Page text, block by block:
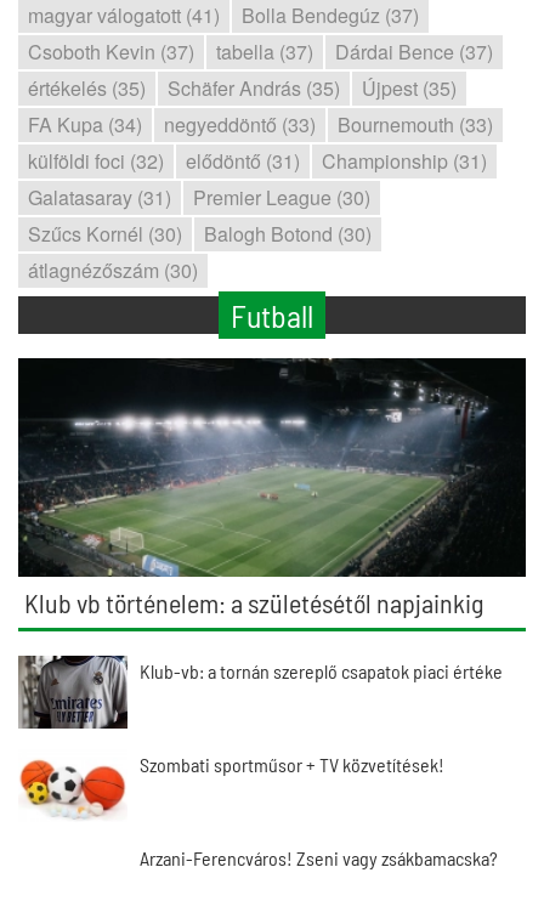
magyar válogatott (41)
Bolla Bendegúz (37)
Csoboth Kevin (37)
tabella (37)
Dárdai Bence (37)
értékelés (35)
Schäfer András (35)
Újpest (35)
FA Kupa (34)
negyeddöntő (33)
Bournemouth (33)
külföldi foci (32)
elődöntő (31)
Championship (31)
Galatasaray (31)
Premier League (30)
Szűcs Kornél (30)
Balogh Botond (30)
átlagnézőszám (30)
Futball
Klub vb történelem: a születésétől napjainkig
Klub-vb: a tornán szereplő csapatok piaci értéke
Szombati sportműsor + TV közvetítések!
Arzani-Ferencváros! Zseni vagy zsákbamacska?